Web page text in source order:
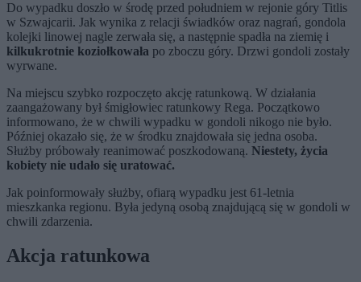
Do wypadku doszło w środę przed południem w rejonie góry Titlis
w Szwajcarii. Jak wynika z relacji świadków oraz nagrań, gondola
kolejki linowej nagle zerwała się, a następnie spadła na ziemię i
kilkukrotnie koziołkowała po zboczu góry. Drzwi gondoli zostały
wyrwane.
Na miejscu szybko rozpoczęto akcję ratunkową. W działania
zaangażowany był śmigłowiec ratunkowy Rega. Początkowo
informowano, że w chwili wypadku w gondoli nikogo nie było.
Później okazało się, że w środku znajdowała się jedna osoba.
Służby próbowały reanimować poszkodowaną. Niestety, życia
kobiety nie udało się uratować.
Jak poinformowały służby, ofiarą wypadku jest 61-letnia
mieszkanka regionu. Była jedyną osobą znajdującą się w gondoli w
chwili zdarzenia.
Akcja ratunkowa